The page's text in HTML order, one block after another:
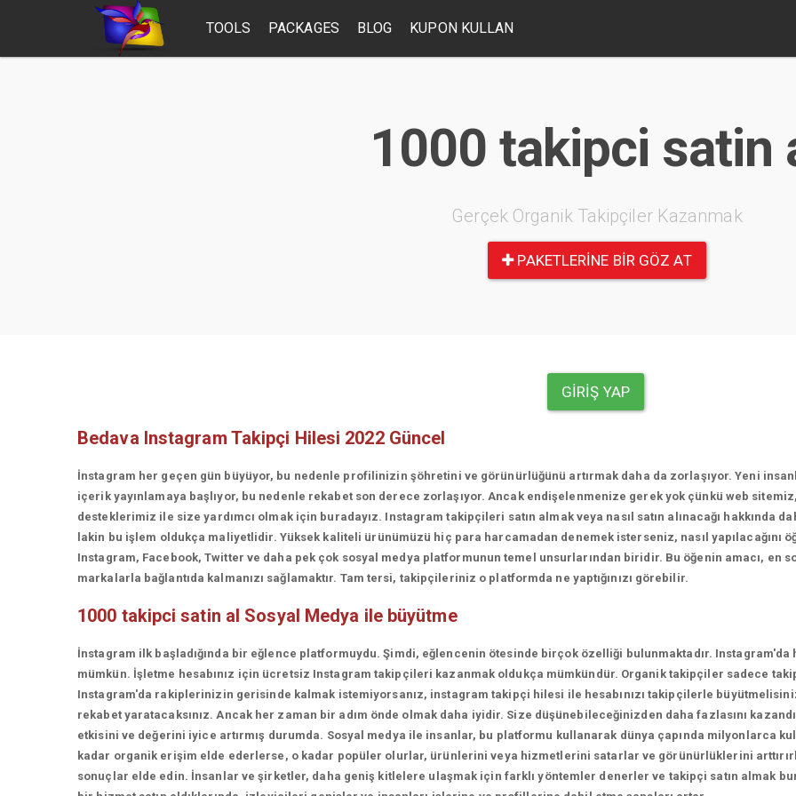
TOOLS PACKAGES BLOG KUPON KULLAN
1000 takipci satin
Gerçek Organik Takipçiler Kazanmak
PAKETLERINE BIR GÖZ AT
GIRIŞ YAP
Bedava Instagram Takipçi Hilesi 2022 Güncel
İnstagram her geçen gün büyüyor, bu nedenle profilinizin şöhretini ve görünürlüğünü artırmak daha da zorlaşıyor. Yeni
içerik yayınlamaya başlıyor, bu nedenle rekabet son derece zorlaşıyor. Ancak endişelenmenize gerek yok çünkü web
desteklerimiz ile size yardımcı olmak için buradayız. Instagram takipçileri satın almak veya nasıl satın alınacağı hakkında
lakin bu işlem oldukça maliyetlidir. Yüksek kaliteli ürünümüzü hiç para harcamadan denemek isterseniz, nasıl yapılacağını
Instagram, Facebook, Twitter ve daha pek çok sosyal medya platformunun temel unsurlarından biridir. Bu öğenin amacı,
markalarla bağlantıda kalmanızı sağlamaktır. Tam tersi, takipçileriniz o platformda ne yaptığınızı görebilir.
1000 takipci satin al Sosyal Medya ile büyütme
İnstagram ilk başladığında bir eğlence platformuydu. Şimdi, eğlencenin ötesinde birçok özelliği bulunmaktadır. Instagram'da
mümkün. İşletme hesabınız için ücretsiz Instagram takipçileri kazanmak oldukça mümkündür. Organik takipçiler sadece
Instagram'da rakiplerinizin gerisinde kalmak istemiyorsanız, instagram takipçi hilesi ile hesabınızı takipçilerle
rekabet yaratacaksınız. Ancak her zaman bir adım önde olmak daha iyidir. Size düşünebileceğinizden daha fazlasını
etkisini ve değerini iyice artırmış durumda. Sosyal medya ile insanlar, bu platformu kullanarak dünya çapında milyonlarca
kadar organik erişim elde ederlerse, o kadar popüler olurlar, ürünlerini veya hizmetlerini satarlar ve görünürlüklerini
sonuçlar elde edin. İnsanlar ve şirketler, daha geniş kitlelere ulaşmak için farklı yöntemler denerler ve takipçi satın almak